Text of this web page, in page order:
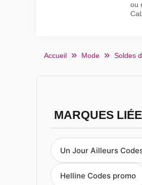
ou
Accueil Mode Soldes
MARQUES
Un Jour Ailleurs
Helline Codes promo